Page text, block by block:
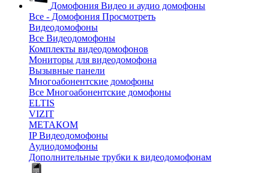
Домофония Видео и аудио домофоны
Все - Домофония Просмотреть
Видеодомофоны
Все Видеодомофоны
Комплекты видеодомофонов
Мониторы для видеодомофона
Вызывные панели
Многоабонентские домофоны
Все Многоабонентские домофоны
ELTIS
VIZIT
МЕТАКОМ
IP Видеодомофоны
Аудиодомофоны
Дополнительные трубки к видеодомофонам